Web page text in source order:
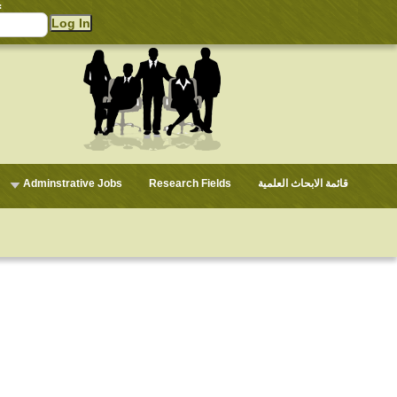
Adminstrative Jobs Research Fields قائمة الابحاث العلمية